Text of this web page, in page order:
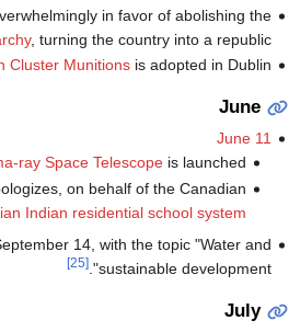
in favor of abolishing the
, turning the country into a republic.
Cluster Munitionsis adopted in Dublin.
June
June 11
ray Space Telescope is launched.
on behalf of the Canadian
Indian residential school system
14, with the topic "Water and
sustainable development".
[25]
July